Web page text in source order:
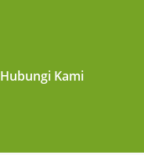
Hubungi Kami